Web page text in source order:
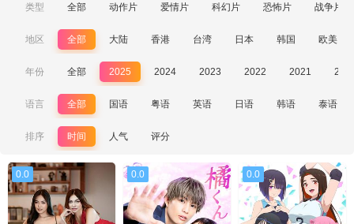
类型 全部 动作片 爱情片 科幻片 恐怖片 战争片
地区 全部 大陆 香港 台湾 日本 韩国 欧美
年份 全部 2025 2024 2023 2022 2021
语言 全部 国语 粤语 英语 日语 韩语 泰语
排序 时间 人气 评分
0.0 0.0 0.0